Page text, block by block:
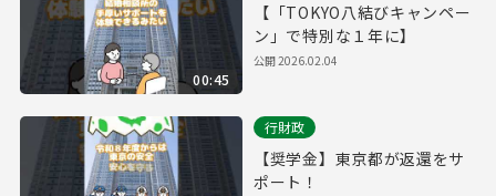
00:45
【「TOKYO八結びキャンペー
ン」で特別な１年に】
公開2026.02.04
行財政
【奨学金】東京都が返還をサ
ポート！